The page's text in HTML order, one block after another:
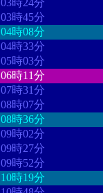
03時24分
03時45分
04時08分
04時33分
05時03分
06時11分
07時31分
08時07分
08時36分
09時02分
09時27分
09時52分
10時19分